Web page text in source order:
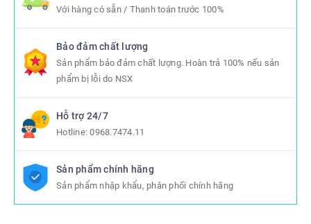
Với hàng có sẵn / Thanh toán trước 100%
Bảo đảm chất lượng
Sản phẩm bảo đảm chất lượng. Hoàn trả 100% nếu sản
phẩm bị lỗi do NSX
Hỗ trợ 24/7
Hotline:0968.7474.11
Sản phẩm chính hãng
Sản phẩm nhập khẩu, phân phối chính hãng